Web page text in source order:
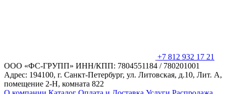
+7 812 932 17 21
ООО «ФС-ГРУПП» ИНН/КПП: 7804551184 / 780201001
Адрес: 194100, г. Санкт-Петербург, ул. Литовская, д.10, Лит. А,
помещение 2-Н, комната 822